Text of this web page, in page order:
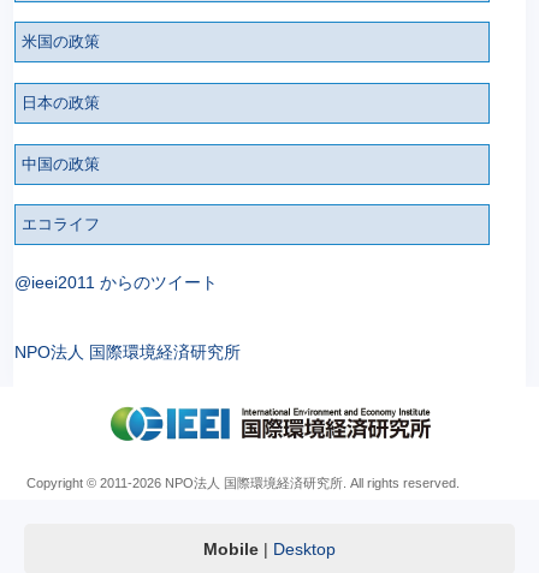
米国の政策
日本の政策
中国の政策
エコライフ
@ieei2011 からのツイート
NPO法人 国際環境経済研究所
Copyright © 2011-2026 NPO法人 国際環境経済研究所. All rights reserved.
Mobile | Desktop